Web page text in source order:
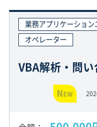
業務アプリケーショ
オペレーター
VBA解析・問
NEW